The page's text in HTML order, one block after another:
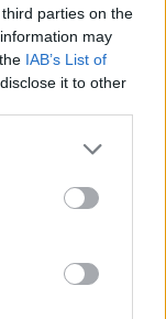
parties on the
may
IAB’s List of
it to other